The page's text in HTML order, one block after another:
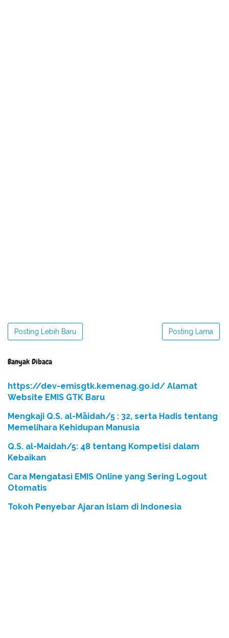
Posting Lebih Baru Posting Lama
Banyak Dibaca
https://dev-emisgtk.kemenag.go.id/ Alamat
Website EMIS GTK Baru
Mengkaji Q.S. al-Māidah/5 : 32, serta Hadis tentang
Memelihara Kehidupan Manusia
Q.S. al-Maidah/5: 48 tentang Kompetisi dalam
Kebaikan
Cara Mengatasi EMIS Online yang Sering Logout
Otomatis
Tokoh Penyebar Ajaran Islam di Indonesia